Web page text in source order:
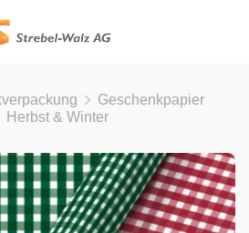
Geschenkpapier
Herbst & Winter